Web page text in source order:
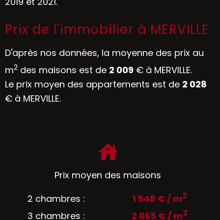
Prix de l'immobilier à MERVILLE
D'après nos données, la moyenne des prix au
m2 des maisons est de 2 009 € à MERVILLE.
Le prix moyen des appartements est de 2 028
€ à MERVILLE.
Prix moyen des maisons
2 chambres :
1 548 € / m2
3 chambres : 2 065 € / m2